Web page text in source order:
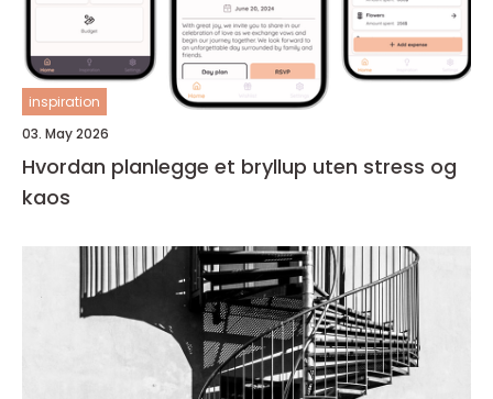
inspiration
03. May 2026
Hvordan planlegge et bryllup uten stress og
kaos